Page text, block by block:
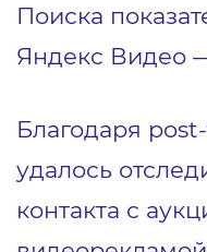
Поиска
Яндекс Видео
Благодаря
удалось
контакта с